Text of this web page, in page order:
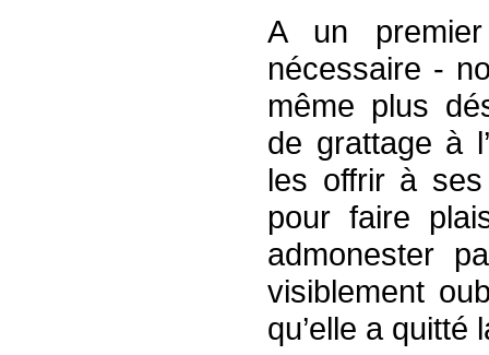
A un
nécessaire -
même plus
de grattage à
les offrir à
pour faire
admonester
visiblement
qu’elle a quitté